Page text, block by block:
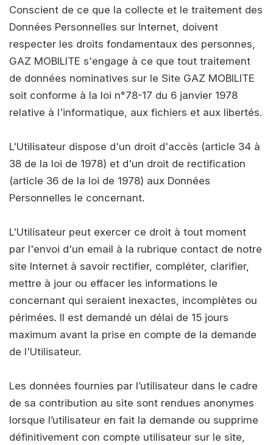
Conscient de ce que la collecte et le traitement des
Données Personnelles sur Internet, doivent
respecter les droits fondamentaux des personnes,
GAZ MOBILITE s'engage à ce que tout traitement
de données nominatives sur le Site GAZ MOBILITE
soit conforme à la loi n°78-17 du 6 janvier 1978
relative à l'informatique, aux fichiers et aux libertés.
L'Utilisateur dispose d'un droit d'accès (article 34 à
38 de la loi de 1978) et d'un droit de rectification
(article 36 de la loi de 1978) aux Données
Personnelles le concernant.
L'Utilisateur peut exercer ce droit à tout moment
par l'envoi d'un email à la rubrique contact de notre
site Internet à savoir rectifier, compléter, clarifier,
mettre à jour ou effacer les informations le
concernant qui seraient inexactes, incomplètes ou
périmées. Il est demandé un délai de 15 jours
maximum avant la prise en compte de la demande
de l'Utilisateur.
Les données fournies par l’utilisateur dans le cadre
de sa contribution au site sont rendues anonymes
lorsque l’utilisateur en fait la demande ou supprime
définitivement con compte utilisateur sur le site,